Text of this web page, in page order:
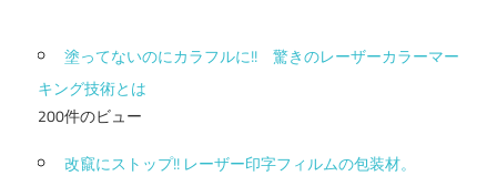
塗ってないのにカラフルに!! 驚きのレーザーカラーマー
キング技術とは
200件のビュー
改竄にストップ!! レーザー印字フィルムの包装材。